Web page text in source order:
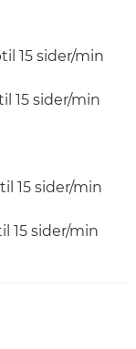
15 sider/min
15 sider/min
15 sider/min
15 sider/min